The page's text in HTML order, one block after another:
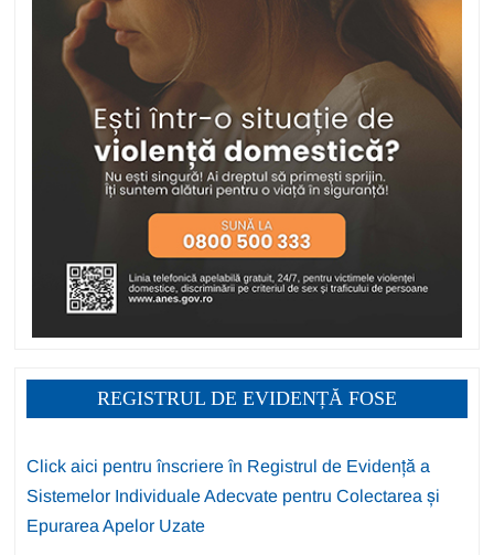
REGISTRUL DE EVIDENȚĂ FOSE
Click aici pentru înscriere în Registrul de Evidență a
Sistemelor Individuale Adecvate pentru Colectarea și
Epurarea Apelor Uzate